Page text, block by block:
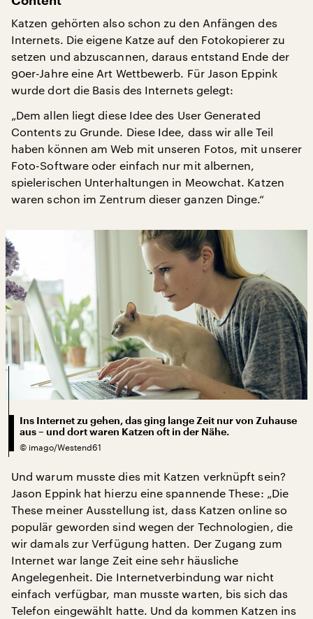
Katzen gehörten also schon zu den Anfängen des
Internets. Die eigene Katze auf den Fotokopierer zu
setzen und abzuscannen, daraus entstand Ende der
90er-Jahre eine Art Wettbewerb. Für Jason Eppink
wurde dort die Basis des Internets gelegt:
„Dem allen liegt diese Idee des User Generated
Contents zu Grunde. Diese Idee, dass wir alle Teil
haben können am Web mit unseren Fotos, mit unserer
Foto-Software oder einfach nur mit albernen,
spielerischen Unterhaltungen in Meowchat. Katzen
waren schon im Zentrum dieser ganzen Dinge.“
Ins Internet zu gehen, das ging lange Zeit nur von Zuhause
aus – und dort waren Katzen oft in der Nähe.
© imago/Westend61
Und warum musste dies mit Katzen verknüpft sein?
Jason Eppink hat hierzu eine spannende These: „Die
These meiner Ausstellung ist, dass Katzen online so
populär geworden sind wegen der Technologien, die
wir damals zur Verfügung hatten. Der Zugang zum
Internet war lange Zeit eine sehr häusliche
Angelegenheit. Die Internetverbindung war nicht
einfach verfügbar, man musste warten, bis sich das
Telefon eingewählt hatte. Und da kommen Katzen ins